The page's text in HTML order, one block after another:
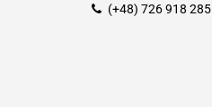
(+48) 726 918 285